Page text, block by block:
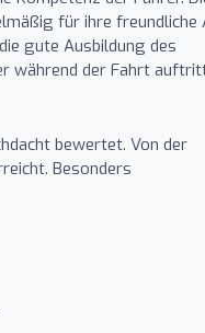
für ihre freundliche
gute Ausbildung des
während der Fahrt
bewertet. Von der
Besonders